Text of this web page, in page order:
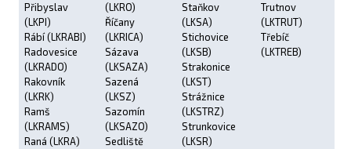
Přibyslav
(LKPI)
Rábí (LKRABI)
Radovesice
(LKRADO)
Rakovník
(LKRK)
Ramš
(LKRAMS)
Raná (LKRA)
(LKRO)
Říčany
(LKRICA)
Sázava
(LKSAZA)
Sazená
(LKSZ)
Sazomín
(LKSAZO)
Sedliště
Staňkov
(LKSA)
Stichovice
(LKSB)
Strakonice
(LKST)
Strážnice
(LKSTRZ)
Strunkovice
(LKSR)
Trutnov
(LKTRUT)
Třebíč
(LKTREB)